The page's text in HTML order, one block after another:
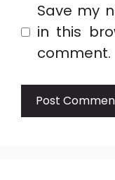
Save my
in this
comment.